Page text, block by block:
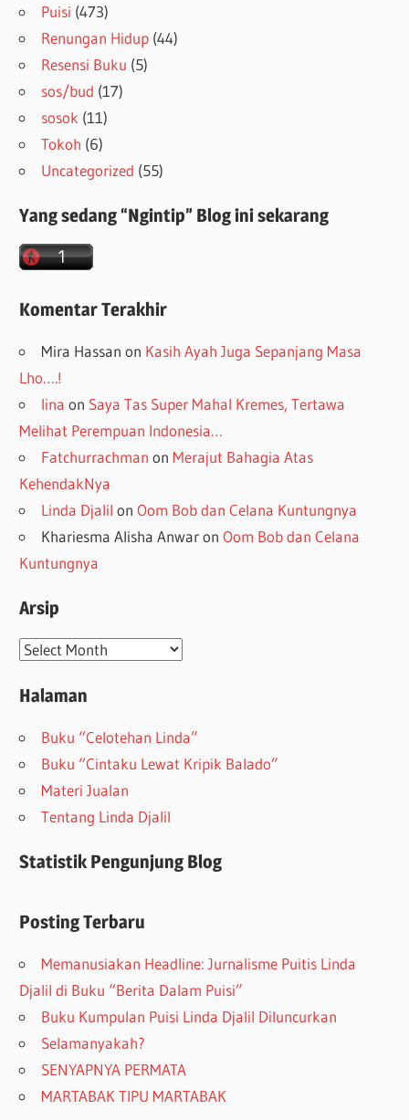
Puisi (473)
Renungan Hidup (44)
Resensi Buku (5)
sos/bud (17)
sosok (11)
Tokoh (6)
Uncategorized (55)
Yang sedang “Ngintip” Blog ini sekarang
Komentar Terakhir
Mira Hassan on Kasih Ayah Juga Sepanjang Masa
Lho….!
lina on Saya Tas Super Mahal Kremes, Tertawa
Melihat Perempuan Indonesia…
Fatchurrachman on Merajut Bahagia Atas
KehendakNya
Linda Djalil onOom Bob dan Celana Kuntungnya
Khariesma Alisha AnwaronOom Bob dan Celana
Kuntungnya
Arsip
Arsip
Halaman
Buku “Celotehan Linda”
Buku “Cintaku Lewat Kripik Balado”
Materi Jualan
Tentang Linda Djalil
Statistik Pengunjung Blog
Posting Terbaru
Memanusiakan Headline: Jurnalisme Puitis Linda
Djalil di Buku “Berita Dalam Puisi”
Buku Kumpulan Puisi Linda Djalil Diluncurkan
Selamanyakah?
SENYAPNYA PERMATA
MARTABAK TIPU MARTABAK